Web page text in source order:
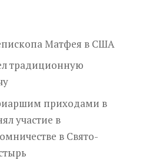
Матфея в США
традиционную
приходами в
участие в
в Свято-